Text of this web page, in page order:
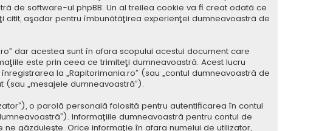
de software-ul phpBB. Un al treilea cookie va fi creat odată ce
citit, aşadar pentru îmbunătăţirea experienţei dumneavoastră de
dar acestea sunt în afara scopului acestui document care
este prin ceea ce trimiteţi dumneavoastră. Acest lucru
la „Rapitorimania.ro” (sau „contul dumneavoastră de
„mesajele dumneavoastră”).
o parolă personală folosită pentru autentificarea în contul
Informaţiile dumneavoastră pentru contul de
găzduieşte. Orice informaţie în afara numelui de utilizator,